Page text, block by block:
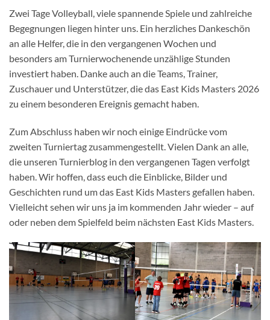
Zwei Tage Volleyball, viele spannende Spiele und zahlreiche
Begegnungen liegen hinter uns. Ein herzliches Dankeschön
an alle Helfer, die in den vergangenen Wochen und
besonders am Turnierwochenende unzählige Stunden
investiert haben. Danke auch an die Teams, Trainer,
Zuschauer und Unterstützer, die das East Kids Masters 2026
zu einem besonderen Ereignis gemacht haben.
Zum Abschluss haben wir noch einige Eindrücke vom
zweiten Turniertag zusammengestellt. Vielen Dank an alle,
die unseren Turnierblog in den vergangenen Tagen verfolgt
haben. Wir hoffen, dass euch die Einblicke, Bilder und
Geschichten rund um das East Kids Masters gefallen haben.
Vielleicht sehen wir uns ja im kommenden Jahr wieder – auf
oder neben dem Spielfeld beim nächsten East Kids Masters.